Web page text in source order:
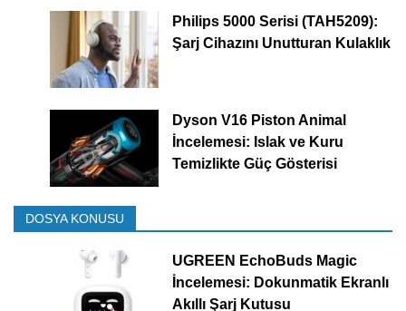
Philips 5000 Serisi (TAH5209):
Şarj Cihazını Unutturan Kulaklık
Dyson V16 Piston Animal
İncelemesi: Islak ve Kuru
Temizlikte Güç Gösterisi
DOSYA KONUSU
UGREEN EchoBuds Magic
İncelemesi: Dokunmatik Ekranlı
Akıllı Şarj Kutusu